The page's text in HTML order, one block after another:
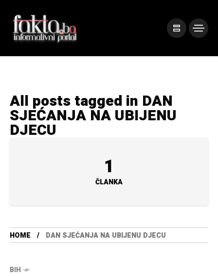
All posts tagged in DAN
SJEĆANJA NA UBIJENU
DJECU
1
ČLANKA
HOME DAN SJEĆANJA NA UBIJENU DJECU
BIH